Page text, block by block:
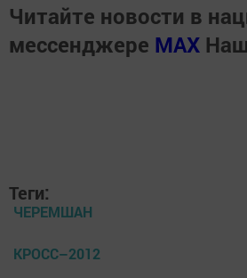
Читайте новости в
мессенджере MАХ
Теги:
ЧЕРЕМШАН
КРОСС–2012